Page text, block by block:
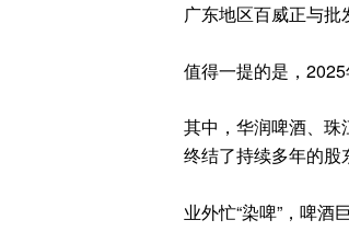
广东地区百威正与批
值得一提的是，
其中，华润啤酒、
终结了持续多年的股
业外忙“染啤”，啤酒